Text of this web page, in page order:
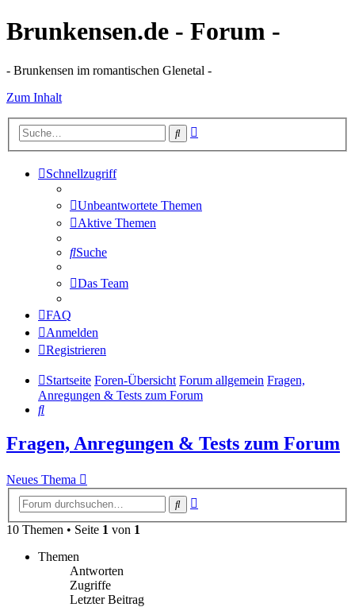
Brunkensen.de - Forum -
- Brunkensen im romantischen Glenetal -
Zum Inhalt
Suche
Schnellzugriff
Unbeantwortete Themen
Aktive Themen
Suche
Das Team
FAQ
Anmelden
Registrieren
Startseite Foren-Übersicht Forum allgemein Fragen,
Anregungen & Tests zum Forum
Suche
Fragen, Anregungen & Tests zum Forum
Neues Thema
Suche
10 Themen • Seite 1 von 1
Themen
Antworten
Zugriffe
Letzter Beitrag